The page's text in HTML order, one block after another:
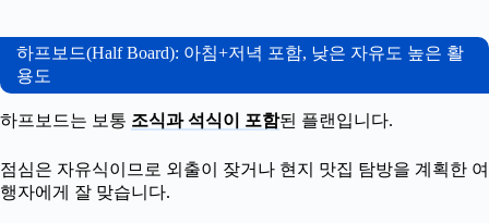
하프보드(Half Board): 아침+저녁 포함, 낮은 자유도 높은 활
용도
하프보드는 보통 조식과 석식이 포함된 플랜입니다.
점심은 자유식이므로 외출이 잦거나 현지 맛집 탐방을 계획한 여
행자에게 잘 맞습니다.